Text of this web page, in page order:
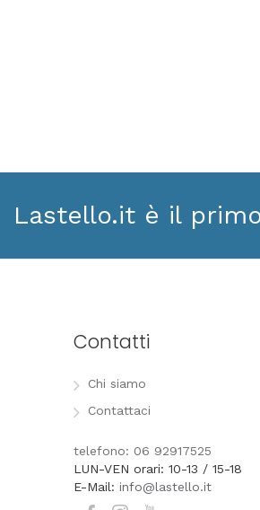
Lastello.it è il
Contatti
Chi siamo
Contattaci
telefono: 06 92917525
LUN-VEN orari: 10-13 / 15-18
E-Mail: info@lastello.it